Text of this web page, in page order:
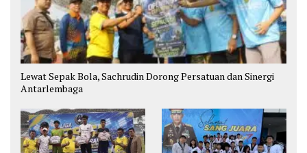
Lewat Sepak Bola, Sachrudin Dorong Persatuan dan Sinergi
Antarlembaga